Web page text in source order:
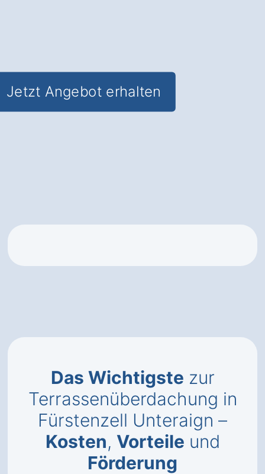
Jetzt Angebot erhalten
Das Wichtigste zur
Terrassenüberdachung in
Fürstenzell Unteraign –
Kosten, Vorteile und
Förderung